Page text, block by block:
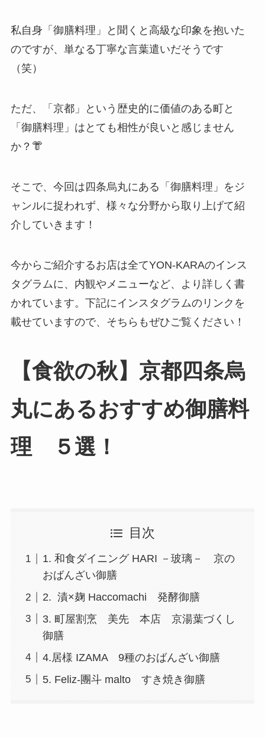
私自身「御膳料理」と聞くと高級な印象を抱いた
のですが、単なる丁寧な言葉遣いだそうです
（笑）
ただ、「京都」という歴史的に価値のある町と
「御膳料理」はとても相性が良いと感じません
か？👘
そこで、今回は四条烏丸にある「御膳料理」をジ
ャンルに捉われず、様々な分野から取り上げて紹
介していきます！
今からご紹介するお店は全てYON-KARAのインス
タグラムに、内観やメニューなど、より詳しく書
かれています。下記にインスタグラムのリンクを
載せていますので、そちらもぜひご覧ください！
【食欲の秋】京都四条烏
丸にあるおすすめ御膳料
理 ５選！
目次
1. 和食ダイニング HARI －玻璃－ 京の
おばんざい御膳
2. 漬×麹 Haccomachi 発酵御膳
3. 町屋割烹 美先 本店 京湯葉づくし
御膳
4.居様 IZAMA 9種のおばんざい御膳
5. Feliz-團斗 malto すき焼き御膳